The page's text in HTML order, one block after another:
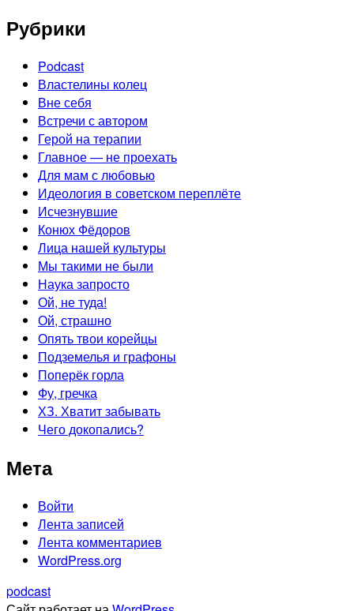
Рубрики
Podcast
Властелины колец
Вне себя
Встречи с автором
Герой на терапии
Главное — не проехать
Для мам с любовью
Идеология в советском переплёте
Исчезнувшие
Конюх Фёдоров
Лица нашей культуры
Мы такими не были
Наука запросто
Ой, не туда!
Ой, страшно
Опять твои корейцы
Подземелья и графоны
Поперёк горла
Фу, гречка
ХЗ. Хватит забывать
Чего докопались?
Мета
Войти
Лента записей
Лента комментариев
WordPress.org
podcast